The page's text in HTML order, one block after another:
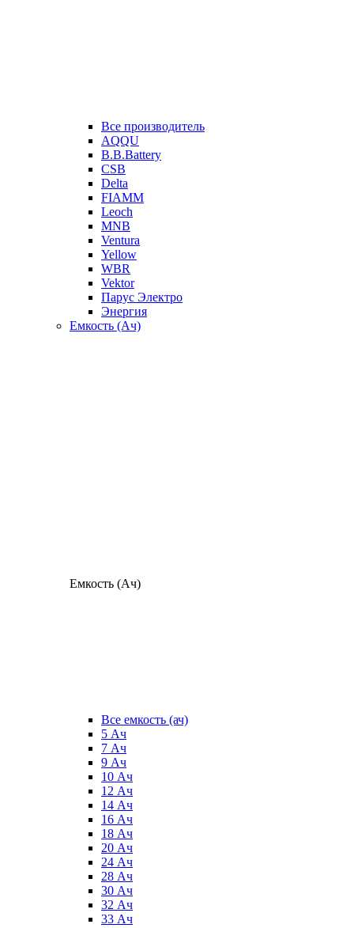
Все производитель
AQQU
B.B.Battery
CSB
Delta
FIAMM
Leoch
MNB
Ventura
Yellow
WBR
Vektor
Парус Электро
Энергия
Емкость (Ач)
Емкость (Ач)
Все емкость (ач)
5 Ач
7 Ач
9 Ач
10 Ач
12 Ач
14 Ач
16 Ач
18 Ач
20 Ач
24 Ач
28 Ач
30 Ач
32 Ач
33 Ач